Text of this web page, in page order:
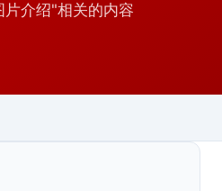
介绍"相关的内容